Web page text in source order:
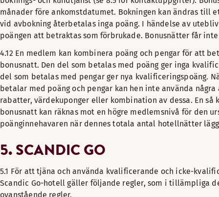
månader före ankomstdatumet. Bokningen kan ändras till
vid avbokning återbetalas inga poäng. I händelse av
poängen att betraktas som förbrukade. Bonusnätter får
4.12 En medlem kan kombinera poäng och pengar för att
bonusnatt. Den del som betalas med poäng ger inga
del som betalas med pengar ger nya kvalificeringspoäng.
betalar med poäng och pengar kan hen inte använda
rabatter, värdekuponger eller kombination av dessa. En så
bonusnatt kan räknas mot en högre medlemsnivå för den
poänginnehavaren när dennes totala antal hotellnätter
5. SCANDIC GO
5.1 För att tjäna och använda kvalificerande och icke-
Scandic Go-hotell gäller följande regler, som i tillämpliga
ovanstående regler.